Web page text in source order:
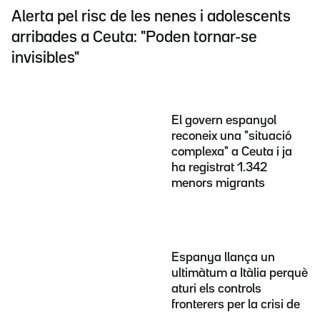
Alerta pel risc de les nenes i adolescents
arribades a Ceuta: "Poden tornar-se
invisibles"
El govern espanyol
reconeix una "situació
complexa" a Ceuta i ja
ha registrat 1.342
menors migrants
Espanya llança un
ultimàtum a Itàlia perquè
aturi els controls
fronterers per la crisi de